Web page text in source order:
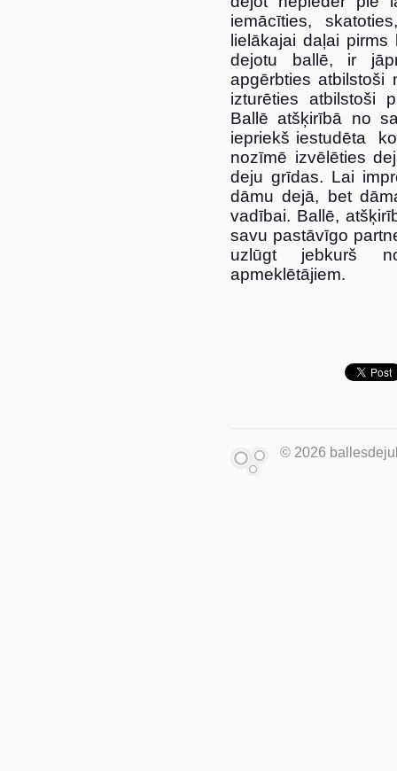
iemācīties,
lielākajai daļai
dejotu ballē, ir
apgērbties atbilstoši
izturēties atbilstoši
Ballē atšķirībā no
iepriekš iestudēta
nozīmē izvēlēties
deju grīdas. Lai
dāmu dejā, bet
vadībai. Ballē,
savu pastāvīgo
uzlūgt jebkurš
apmeklētājiem.
© 2026